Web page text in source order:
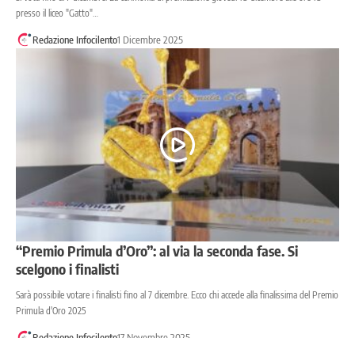
presso il liceo "Gatto"…
Redazione Infocilento1 Dicembre 2025
“Premio Primula d’Oro”: al via la seconda fase. Si
scelgono i finalisti
Sarà possibile votare i finalisti fino al 7 dicembre. Ecco chi accede alla finalissima del Premio
Primula d'Oro 2025